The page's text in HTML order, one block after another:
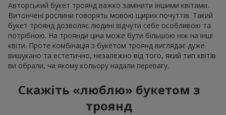
Авторський букет троянд важко замінити іншими квітами.
Витончені рослини говорять мовою щирих почуттів. Такий
букет троянд дозволяє людині відчути себе особливою та
потрібною. На троянди ціна може бути більшою ніж на інші
квіти. Проте комбінація з букетом троянд виглядає дуже
вишукано та естетично, незалежно від того, який тип квітів
ви обрали, чи якому кольору надали перевагу.
Скажіть «люблю» букетом з
троянд